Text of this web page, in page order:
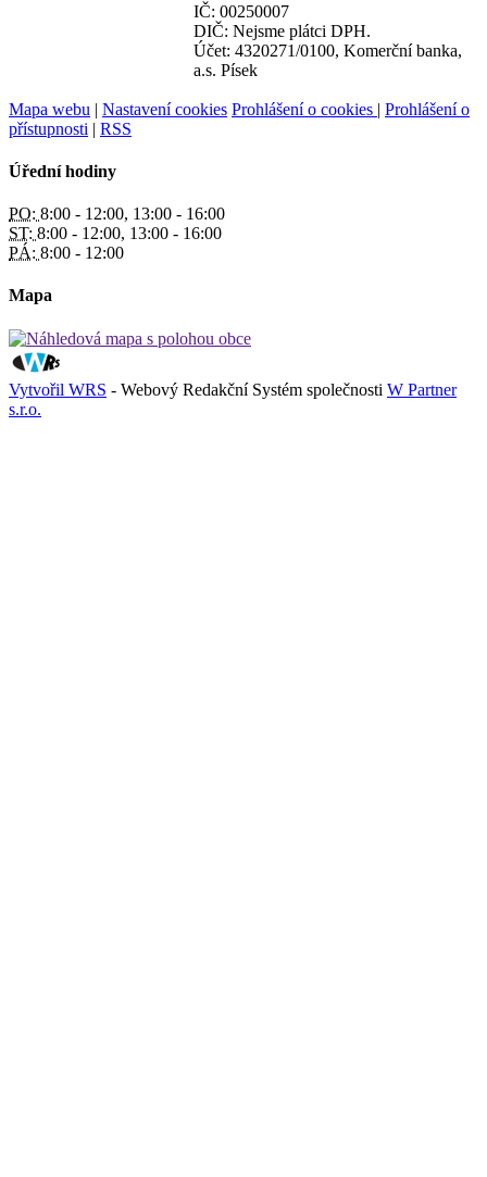
IČ: 00250007
DIČ: Nejsme plátci DPH.
Účet: 4320271/0100, Komerční banka,
a.s. Písek
Mapa webu | Nastavení cookies Prohlášení o cookies | Prohlášení o
přístupnosti | RSS
Úřední hodiny
PO: 8:00 - 12:00, 13:00 - 16:00
ST: 8:00 - 12:00, 13:00 - 16:00
PÁ: 8:00 - 12:00
Mapa
Vytvořil WRS - Webový Redakční Systém společnosti W Partner
s.r.o.